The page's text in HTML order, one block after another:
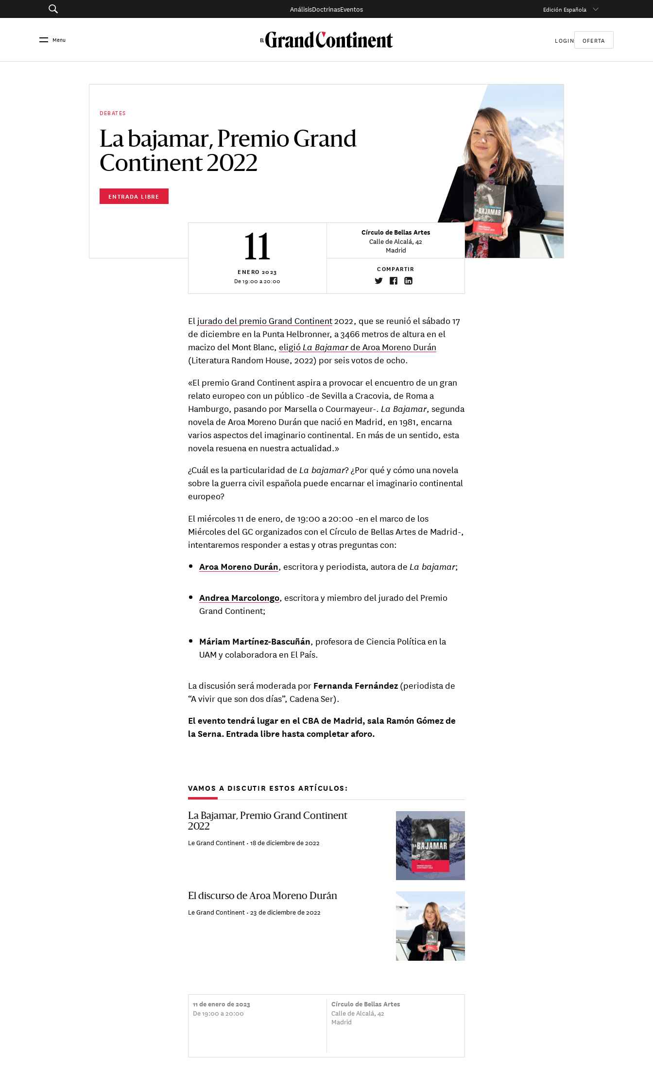
AnálisisDoctrinasEventos Edición Española
Menu LOGIN OFERTA
DEBATES
La bajamar, Premio Grand
Continent 2022
ENTRADA LIBRE
11
ENERO 2023
De 19:00 a 20:00
Círculo de Bellas Artes
Calle de Alcalá, 42
Madrid
COMPARTIR
Eljurado del premio Grand Continent2022, que se reunió el sábado 17
de diciembre en la Punta Helbronner, a 3466 metros de altura en el
macizo del Mont Blanc, eligióLa Bajamarde Aroa Moreno Durán
(Literatura Random House, 2022) por seis votos de ocho.
«El premio Grand Continent aspira a provocar el encuentro de un gran
relato europeo con un público -de Sevilla a Cracovia, de Roma a
Hamburgo, pasando por Marsella o Courmayeur-. La Bajamar, segunda
novela de Aroa Moreno Durán que nació en Madrid, en 1981, encarna
varios aspectos del imaginario continental. En más de un sentido, esta
novela resuena en nuestra actualidad.»
¿Cuál es la particularidad deLa bajamar? ¿Por qué y cómo una novela
sobre la guerra civil española puede encarnar el imaginario continental
europeo?
El miércoles 11 de enero, de 19:00 a 20:00 -en el marco de los
Miércoles del GC organizados con el Círculo de Bellas Artes de Madrid-,
intentaremos responder a estas y otras preguntas con:
Aroa Moreno Durán, escritora y periodista, autora deLa bajamar;
Andrea Marcolongo, escritora y miembro del jurado del Premio
Grand Continent;
Máriam Martínez-Bascuñán, profesora de Ciencia Política en la
UAM y colaboradora en El País.
La discusión será moderada porFernanda Fernández(periodista de
“A vivir que son dos días”, Cadena Ser).
El evento tendrá lugar en el CBA de Madrid, sala Ramón Gómez de
la Serna.Entrada libre hasta completar aforo.
VAMOS A DISCUTIR ESTOS ARTÍCULOS:
La Bajamar, Premio Grand Continent
2022
Le Grand Continent •18 de diciembre de 2022
El discurso de Aroa Moreno Durán
Le Grand Continent •23 de diciembre de 2022
11 de enero de 2023
De 19:00 a 20:00
Círculo de Bellas Artes
Calle de Alcalá, 42
Madrid